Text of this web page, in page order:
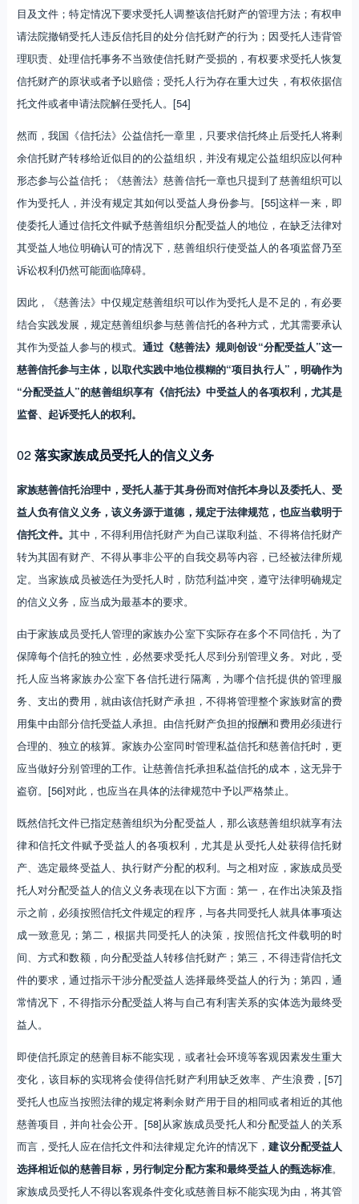
目及文件；特定情况下要求受托人调整该信托财产的管理方法；有权申
请法院撤销受托人违反信托目的处分信托财产的行为；因受托人违背管
理职责、处理信托事务不当致使信托财产受损的，有权要求受托人恢复
信托财产的原状或者予以赔偿；受托人行为存在重大过失，有权依据信
托文件或者申请法院解任受托人。[54]
然而，我国《信托法》公益信托一章里，只要求信托终止后受托人将剩
余信托财产转移给近似目的的公益组织，并没有规定公益组织应以何种
形态参与公益信托；《慈善法》慈善信托一章也只提到了慈善组织可以
作为受托人，并没有规定其如何以受益人身份参与。[55]这样一来，即
使委托人通过信托文件赋予慈善组织分配受益人的地位，在缺乏法律对
其受益人地位明确认可的情况下，慈善组织行使受益人的各项监督乃至
诉讼权利仍然可能面临障碍。
因此，《慈善法》中仅规定慈善组织可以作为受托人是不足的，有必要
结合实践发展，规定慈善组织参与慈善信托的各种方式，尤其需要承认
其作为受益人参与的模式。 通过《慈善法》规则创设“分配受益人”这一
慈善信托参与主体，以取代实践中地位模糊的“项目执行人”，明确作为
“分配受益人”的慈善组织享有《信托法》中受益人的各项权利，尤其是
监督、起诉受托人的权利。
02落实家族成员受托人的信义义务
家族慈善信托治理中，受托人基于其身份而对信托本身以及委托人、受
益人负有信义义务，该义务源于道德，规定于法律规范，也应当载明于
信托文件。其中，不得利用信托财产为自己谋取利益、不得将信托财产
转为其固有财产、不得从事非公平的自我交易等内容，已经被法律所规
定。当家族成员被选任为受托人时，防范利益冲突，遵守法律明确规定
的信义义务，应当成为最基本的要求。
由于家族成员受托人管理的家族办公室下实际存在多个不同信托，为了
保障每个信托的独立性，必然要求受托人尽到分别管理义务。对此，受
托人应当将家族办公室下各信托进行隔离，为哪个信托提供的管理服
务、支出的费用，就由该信托财产承担，不得将管理整个家族财富的费
用集中由部分信托受益人承担。由信托财产负担的报酬和费用必须进行
合理的、独立的核算。家族办公室同时管理私益信托和慈善信托时，更
应当做好分别管理的工作。让慈善信托承担私益信托的成本，这无异于
盗窃。[56]对此，也应当在具体的法律规范中予以严格禁止。
既然信托文件已指定慈善组织为分配受益人，那么该慈善组织就享有法
律和信托文件赋予受益人的各项权利，尤其是从受托人处获得信托财
产、选定最终受益人、执行财产分配的权利。与之相对应，家族成员受
托人对分配受益人的信义义务表现在以下方面：第一，在作出决策及指
示之前，必须按照信托文件规定的程序，与各共同受托人就具体事项达
成一致意见；第二，根据共同受托人的决策，按照信托文件载明的时
间、方式和数额，向分配受益人转移信托财产；第三，不得违背信托文
件的要求，通过指示干涉分配受益人选择最终受益人的行为；第四，通
常情况下，不得指示分配受益人将与自己有利害关系的实体选为最终受
益人。
即使信托原定的慈善目标不能实现，或者社会环境等客观因素发生重大
变化，该目标的实现将会使得信托财产利用缺乏效率、产生浪费，[57]
受托人也应当按照法律的规定将剩余财产用于目的相同或者相近的其他
慈善项目，并向社会公开。[58]从家族成员受托人和分配受益人的关系
而言，受托人应在信托文件和法律规定允许的情况下，建议分配受益人
选择相近似的慈善目标，另行制定分配方案和最终受益人的甄选标准。
家族成员受托人不得以客观条件变化或慈善目标不能实现为由，将其管